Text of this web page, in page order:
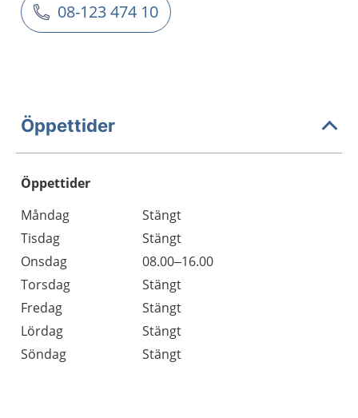
08-123 474 10
Öppettider
Öppettider
Dag
Öppettider
Kommentarer
Måndag
Stängt
Tisdag
Stängt
Onsdag
08.00–16.00
Torsdag
Stängt
Fredag
Stängt
Lördag
Stängt
Söndag
Stängt